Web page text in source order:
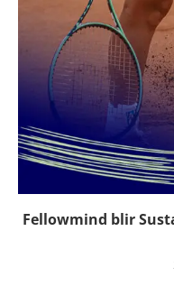
Fellowmind blir